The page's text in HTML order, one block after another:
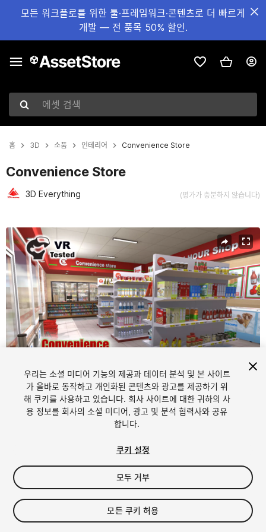
모든 워크플로를 위한 툴·프레임워크·콘텐츠로 더 빠르게
개발 — 전 품목 50% 할인.
에셋 검색
홈 3D 소품 인테리어 Convenience Store
Convenience Store
3D Everything (평가가 충분하지 않습니다)
현재 슬라이드: 1 / 12
1/12
$25
세금/부가세는 결제 시 반영됩니다.
우리는 소셜 미디어 기능의 제공과 데이터 분석 및 본 사이트
가 올바로 동작하고 개인화된 콘텐츠와 광고를 제공하기 위
해 쿠키를 사용하고 있습니다. 회사 사이트에 대한 귀하의 사
용 정보를 회사의 소셜 미디어, 광고 및 분석 협력사와 공유
합니다.
쿠키 설정
모두 거부
모든 쿠키 허용